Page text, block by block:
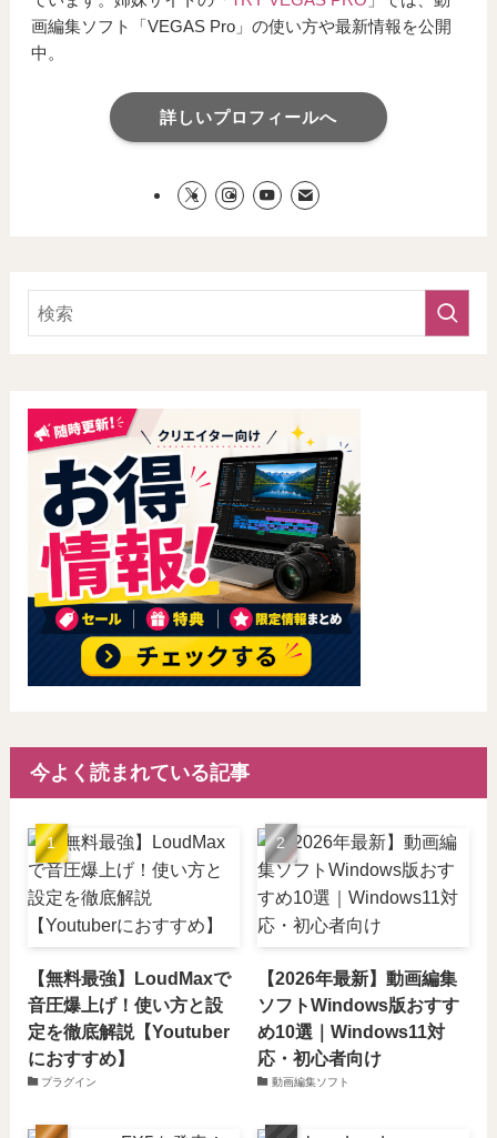
画編集ソフト「VEGAS Pro」の使い方や最新情報を公開
中。
詳しいプロフィールへ
今よく読まれている記事
【無料最強】LoudMaxで
音圧爆上げ！使い方と設
定を徹底解説【Youtuber
におすすめ】
プラグイン
【2026年最新】動画編集
ソフトWindows版おすす
め10選｜Windows11対
応・初心者向け
動画編集ソフト